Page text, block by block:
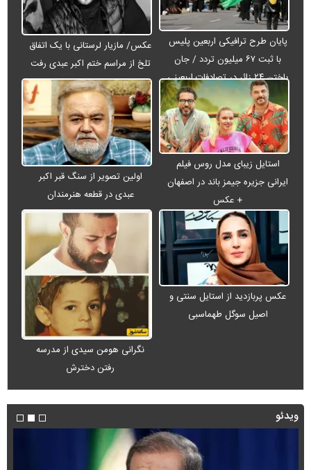
پایان طرح ترافیکی اربعین پلیس
با ثبت ۶۷ میلیون تردد / جان
باختن ۲۴ زائر در تصادفات اربعینی
عکس/ مازیار لرستانی با یک اتفاق
تلخ از مراسم ختم اکبر عبدی رفت
استایل زیبای مدل روس فیلم
ایرانی جزیره جیمز باند در اصفهان
+ عکس
اولین تصویر از سنگ قبر اکبر
عبدی در قطعه هنرمندان
عکس پربازدید از استایل سنتی و
اصیل سوگل طهماسبی
نگرانی هومن سیدی از مدرسه
رفتن دخترش
ویدئو